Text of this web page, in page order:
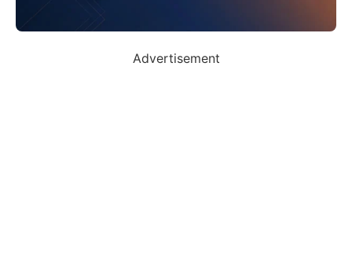
Advertisement